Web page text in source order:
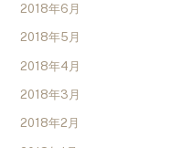
2018年6月
2018年5月
2018年4月
2018年3月
2018年2月